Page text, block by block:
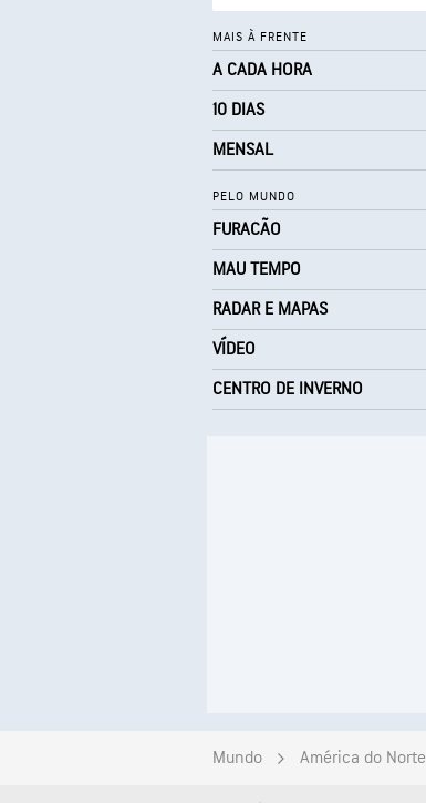
MAIS À FRENTE
A CADA HORA
10 DIAS
MENSAL
PELO MUNDO
FURACÃO
MAU TEMPO
RADAR E MAPAS
VÍDEO
CENTRO DE INVERNO
Mundo América do Norte